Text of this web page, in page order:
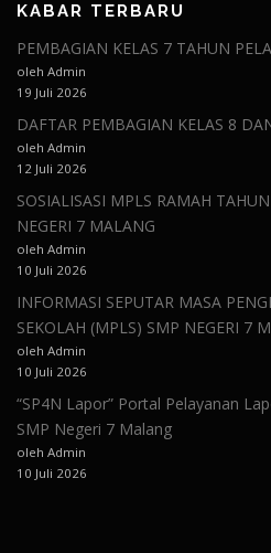
KABAR TERBARU
PEMBAGIAN KELAS 7 TAHUN
oleh Admin
19 Juli 2026
DAFTAR PEMBAGIAN KELAS 8
oleh Admin
12 Juli 2026
SOSIALISASI MPLS RAMAH
NEGERI 7 MALANG
oleh Admin
10 Juli 2026
INFORMASI SEPUTAR MASA
SEKOLAH (MPLS) SMP NEGERI 7
oleh Admin
10 Juli 2026
“SP4N Lapor” Portal Pelayanan
SMP Negeri 7 Malang
oleh Admin
10 Juli 2026